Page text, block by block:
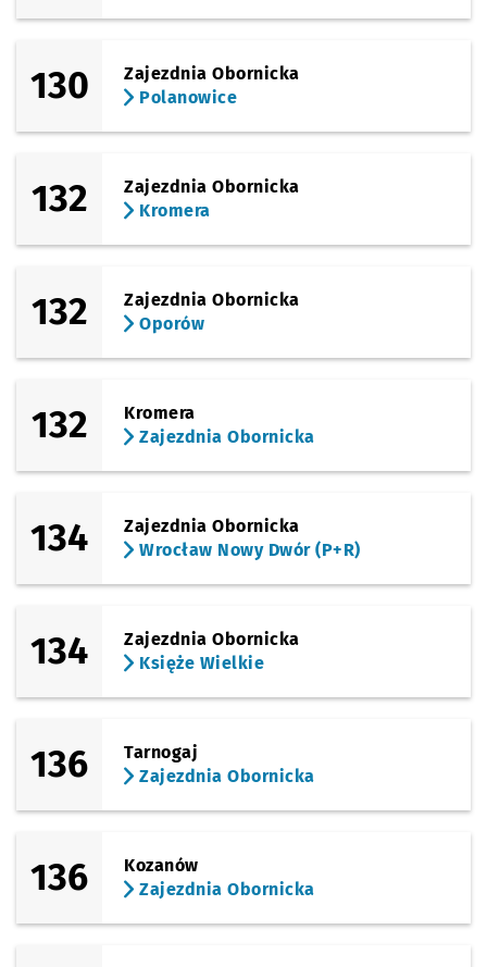
130
Zajezdnia Obornicka
Polanowice
132
Zajezdnia Obornicka
Kromera
132
Zajezdnia Obornicka
Oporów
132
Kromera
Zajezdnia Obornicka
134
Zajezdnia Obornicka
Wrocław Nowy Dwór (P+R)
134
Zajezdnia Obornicka
Księże Wielkie
136
Tarnogaj
Zajezdnia Obornicka
136
Kozanów
Zajezdnia Obornicka